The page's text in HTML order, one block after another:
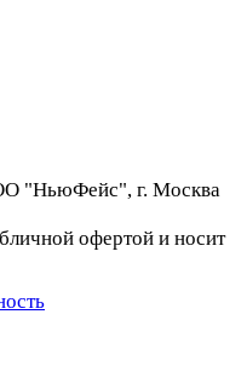
"НьюФейс", г. Москва
офертой и носит